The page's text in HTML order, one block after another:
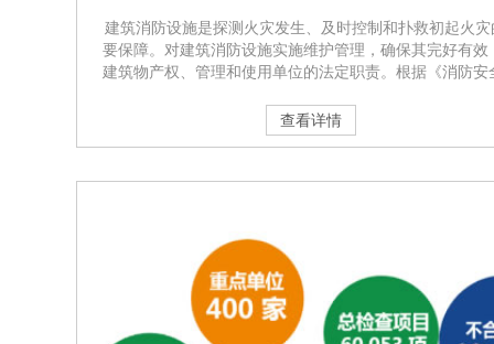
建筑消防设施是探测火灾发生、及时控制和扑救初起火
要保障。对建筑消防设施实施维护管理，确保其完好有效
建筑物产权、管理和使用单位的法定职责。根据《消防安
消防技术服务机构每月对消防设施进行维护保养，并保留
保养记录。通过委托专业的消防技术服务机构对建筑消防
有效，在火灾发生时发挥应有的作 用，减少或避免···
查看详情